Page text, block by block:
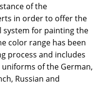
of the
in order to offer the
system for painting the
color range has been
process and includes
of the German,
Russian and